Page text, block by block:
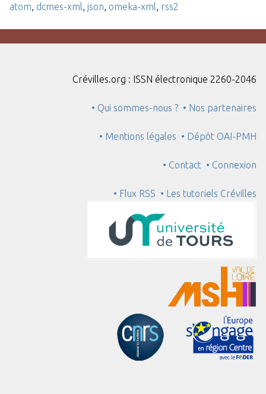
atom, dcmes-xml, json, omeka-xml, rss2
Crévilles.org : ISSN électronique 2260-2046
• Qui sommes-nous ? • Nos partenaires
• Mentions légales • Dépôt OAI-PMH
• Contact • Connexion
• Flux RSS • Les tutoriels Crévilles